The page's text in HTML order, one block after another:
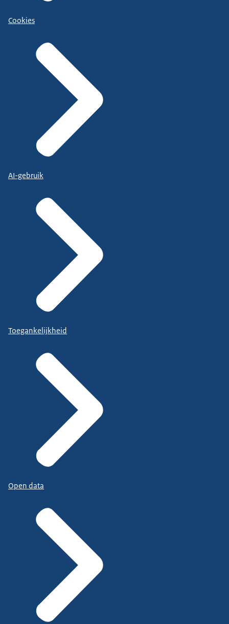
Cookies
AI-gebruik
Toegankelijkheid
Open data